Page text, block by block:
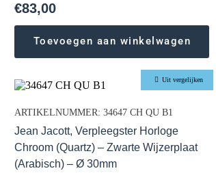
€83,00
Toevoegen aan winkelwagen
Uit vergelijken
ARTIKELNUMMER: 34647 CH QU B1
Jean Jacott, Verpleegster Horloge
Chroom (Quartz) – Zwarte Wijzerplaat
(Arabisch) – Ø 30mm